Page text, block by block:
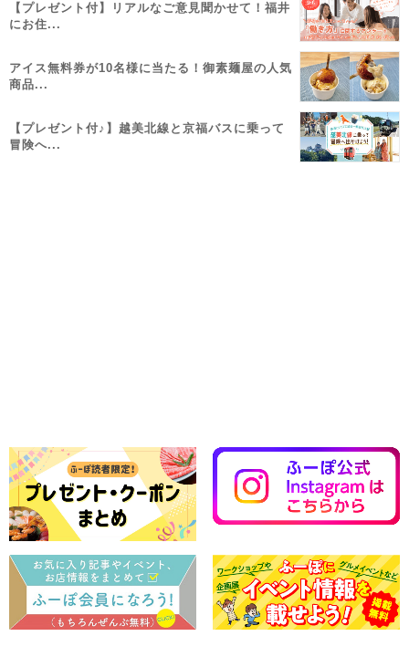
【プレゼント付】リアルなご意見聞かせて！福井
にお住...
アイス無料券が10名様に当たる！御素麺屋の人気
商品...
【プレゼント付♪】越美北線と京福バスに乗って
冒険へ...